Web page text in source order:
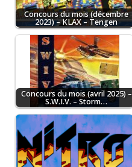
Concours du mois (décembre
2023) – KLAX – Tengen
Concours du mois (avril 2025) –
S.W.I.V. – Storm…